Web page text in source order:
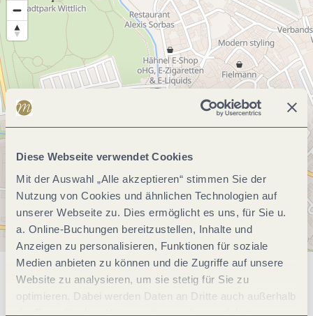
Diese Webseite verwendet Cookies
Mit der Auswahl „Alle akzeptieren“ stimmen Sie der
Nutzung von Cookies und ähnlichen Technologien auf
unserer Webseite zu. Dies ermöglicht es uns, für Sie u.
a. Online-Buchungen bereitzustellen, Inhalte und
Anzeigen zu personalisieren, Funktionen für soziale
Medien anbieten zu können und die Zugriffe auf unsere
Website zu analysieren, um sie stetig für Sie zu
optimieren. Dabei werden Daten an Dritte auch außerhalb
der Europäischen Union weitergegeben und dort
Allgemeine Informationen